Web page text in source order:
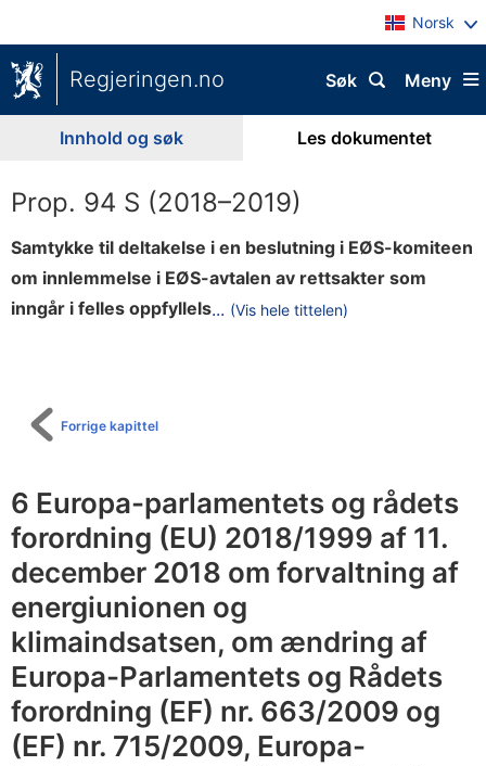
Norsk
Regjeringen.no Meny
Søk
Innhold og søk Les dokumentet
Prop. 94 S (2018–2019)
Samtykke til deltakelse i en beslutning i EØS-komiteen
om innlemmelse i EØS-avtalen av rettsakter som
inngår i felles oppfyllels... (Vis hele tittelen)
v
u
t
l
i
p
Forrige kapittel
6 Europa-parlamentets og rådets
forordning (EU) 2018/1999 af 11.
december 2018 om forvaltning af
energiunionen og
klimaindsatsen, om ændring af
Europa-Parlamentets og Rådets
forordning (EF) nr. 663/2009 og
(EF) nr. 715/2009, Europa-